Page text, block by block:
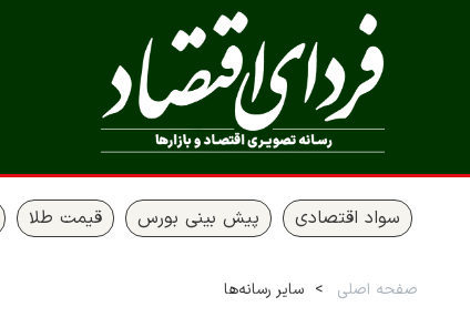
سواد اقتصادی پیش بینی بورس قیمت طلا
صفحه اصلی سایر رسانه‌ها